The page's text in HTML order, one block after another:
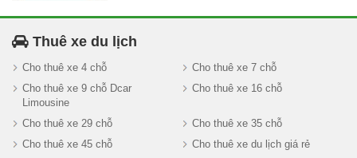
Thuê xe du lịch
Cho thuê xe 4 chỗ
Cho thuê xe 7 chỗ
Cho thuê xe 9 chỗ Dcar
Limousine
Cho thuê xe 16 chỗ
Cho thuê xe 29 chỗ
Cho thuê xe 35 chỗ
Cho thuê xe 45 chỗ
Cho thuê xe du lịch giá rẻ